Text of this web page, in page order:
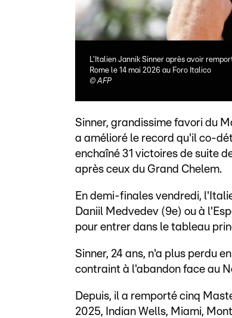
L'Italien Jannik Sinner après avoir
Rome le 14 mai 2026 au Foro Italico
©AFP
Sinner, grandissime favori du
a amélioré le record qu'il co-
enchaîné 31 victoires de suite
après ceux du Grand Chelem.
En demi-finales vendredi,
Daniil Medvedev (9e) ou à
pour entrer dans le tableau
Sinner, 24 ans, n'a plus perdu
contraint à l'abandon face au
Depuis, il a remporté cinq
2025, Indian Wells, Miami,